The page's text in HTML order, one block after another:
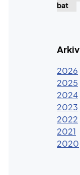
bat
Arkiv
2026
2025
2024
2023
2022
2021
2020